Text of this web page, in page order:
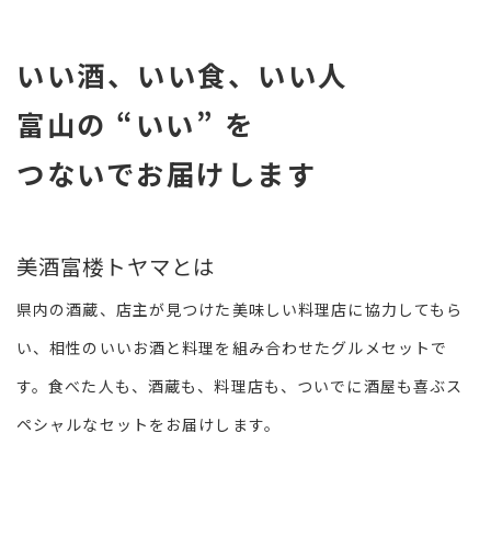
いい酒、いい食、いい人
富山の “いい” を
つないでお届けします
美酒富楼トヤマとは
県内の酒蔵、店主が見つけた美味しい料理店に協力してもら
い、相性のいいお酒と料理を組み合わせたグルメセットで
す。食べた人も、酒蔵も、料理店も、ついでに酒屋も喜ぶス
ペシャルなセットをお届けします。